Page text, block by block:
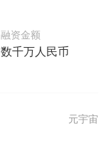
融资金额
数千万人民币
元宇宙